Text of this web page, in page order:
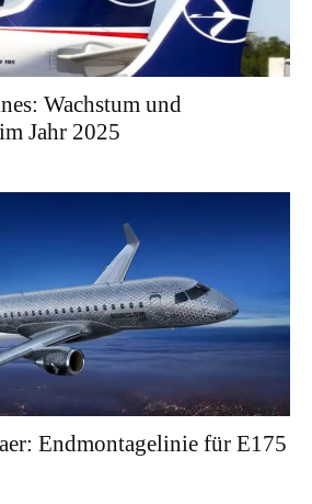
Wachstum und
Jahr 2025
Endmontagelinie für E175